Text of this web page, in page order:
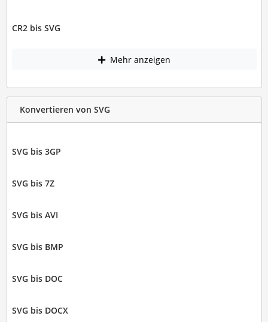
CR2 bis SVG
Mehr anzeigen
Konvertieren von SVG
SVG bis 3GP
SVG bis 7Z
SVG bis AVI
SVG bis BMP
SVG bis DOC
SVG bis DOCX